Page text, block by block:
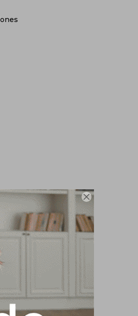

Fabricado en
del ISOPOR®,
su vida útil, el